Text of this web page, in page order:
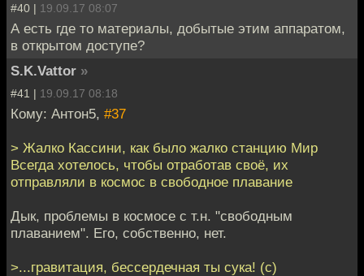
#40 | 19.09.17 08:07
А есть где то материалы, добытые этим аппаратом,
в открытом доступе?
S.K.Vattor »
#41 | 19.09.17 08:18
Кому: Антон5, #37
> Жалко Кассини, как было жалко станцию Мир
Всегда хотелось, чтобы отработав своё, их
отправляли в космос в свободное плавание
Дык, проблемы в космосе с т.н. "свободным
плаванием". Его, собственно, нет.
>...гравитация, бессердечная ты сука! (с)